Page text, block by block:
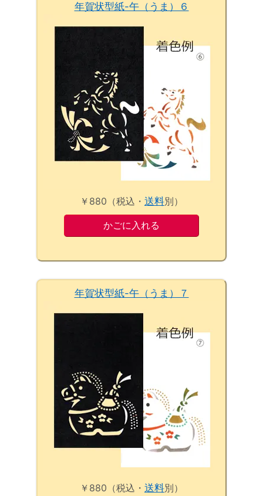
年賀状型紙-午（うま）６
￥880（税込・ 送料別）
年賀状型紙-午（うま）７
￥880（税込・ 送料別）